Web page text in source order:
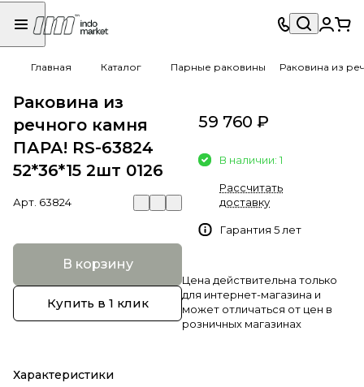
Главная Каталог Парные раковины Раковина из
Раковина из
речного камня
ПАРА! RS-63824
52*36*15 2шт 0126
Арт. 63824
В корзину
Купить в 1 клик
Характеристики
59 760 ₽
В наличии: 1
Рассчитать
доставку
Гарантия 5 лет
Цена действительна только
для интернет-магазина и
может отличаться от цен в
розничных магазинах